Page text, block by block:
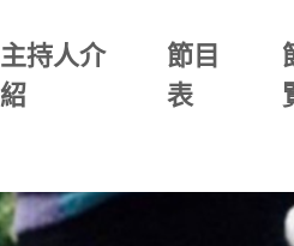
主持人介
紹
節目
表